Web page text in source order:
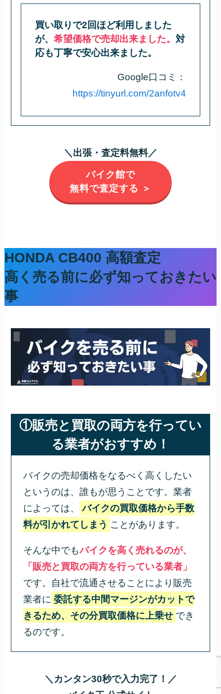
買い取りで2回ほど利用しました
が、希望価格で売却出来ました。 対
応も丁寧で安心出来ました。
Google口コミ：
https://tinyurl.com/2anfotv4
＼出張・査定料無料／
バイク館で
無料で査定する ＞
HONDA CB400 高額査定
高く売る前に必ず知っておきたい
事
①販売と買取の両方を行ってい
る業者がおすすめ！
バイクの売却価格をなるべく高くしたい
というのは、誰もが思うことです。業者
によっては、
バイクの買取価格から手数
料が引かれてしまう ことがあります。
そんな中でもバイクを高く売れるのが、
「販売と買取の両方を行っている業者」
です。自社で流通させることにより販売
業者に 委託する中間マージンがカットで
きるため、その分買取価格に上乗せ でき
るのです。
＼カンタン30秒で入力完了！／